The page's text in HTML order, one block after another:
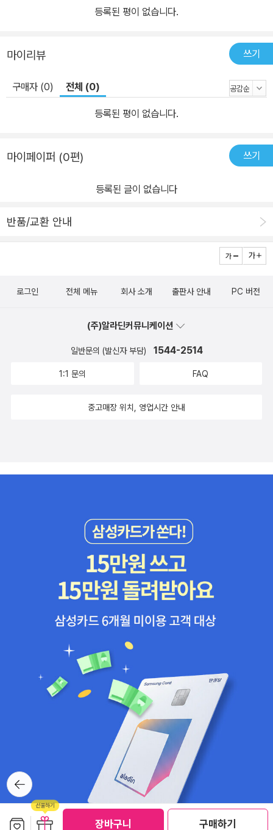
선물하기 장바구니 구매하기
등록된 평이 없습니다.
마이리뷰 쓰기
구매자 (0) 전체 (0)
등록된 평이 없습니다.
마이페이퍼 (0편) 쓰기
등록된 글이 없습니다
반품/교환 안내
뒤로가
기
로그인 전체 메뉴 회사 소개 출판사 안내 PC 버전
(주)알라딘커뮤니케이션
일반문의 (발신자 부담) 1544-2514
1:1 문의 FAQ
중고매장 위치, 영업시간 안내